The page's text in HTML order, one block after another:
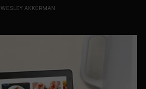
WESLEY AKKERMAN